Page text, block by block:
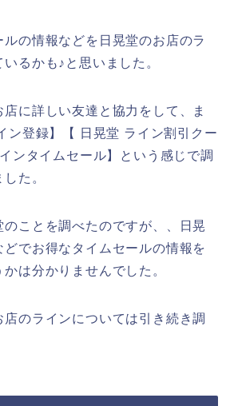
の情報などを日晃堂のお店のラ
るかも♪と思いました。
に詳しい友達と協力をして、ま
ン登録】【 日晃堂 ライン割引クー
ンタイムセール】という感じで調
た。
ことを調べたのですが、、日晃
でお得なタイムセールの情報を
は分かりませんでした。
のラインについては引き続き調